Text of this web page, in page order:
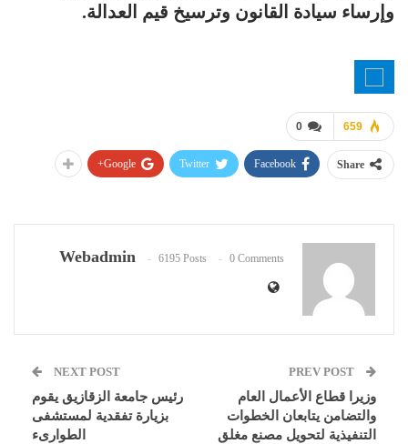
وإرساء سيادة القانون وترسيخ قيم العدالة.
0 659
Share
Facebook
Twitter
Google+
Webadmin 6195 Posts 0 Comments
وزيرا قطاع الأعمال العام
والتضامن يتابعان الخطوات
التنفيذية لتحويل مصنع مغلق
NEXT POST
رئيس جامعة الزقازيق يقوم
بزيارة تفقدية لمستشفى
الطوارىء